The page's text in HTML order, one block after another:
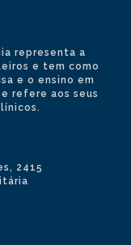
representa a
e tem como
e o ensino em
refere aos seus
2415